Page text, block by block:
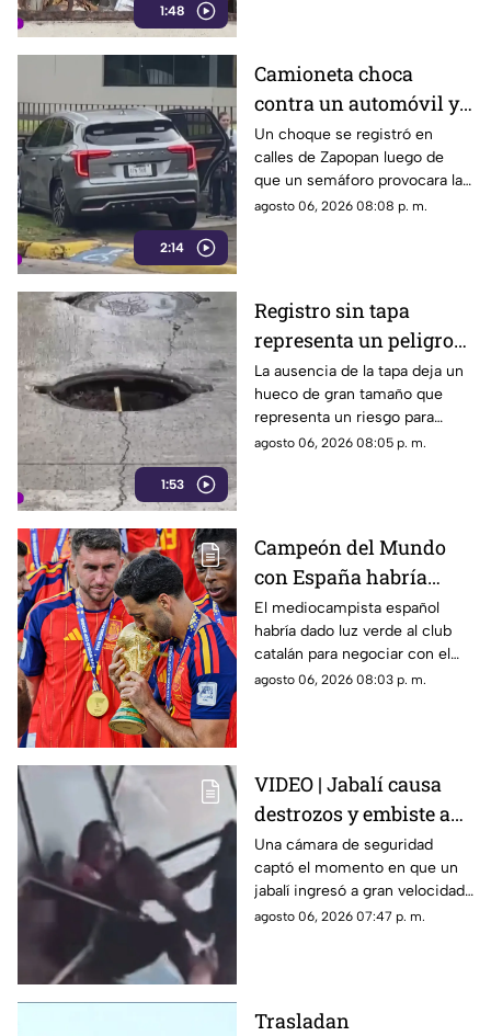
1:48
condiciones insalubres del
lugar.
2:14
Camioneta choca
contra un automóvil y
termina sobre la
banqueta
Un choque se registró en
calles de Zapopan luego de
que un semáforo provocara la
colisión entre dos vehículos.
agosto 06, 2026 08:08 p. m.
1:53
Registro sin tapa
representa un peligro
en avenida Miguel
López de Legaspi
La ausencia de la tapa deja un
hueco de gran tamaño que
representa un riesgo para
automovilistas, motociclistas,
agosto 06, 2026 08:05 p. m.
Campeón del Mundo
con España habría
rechazado al Real
Madrid para fichar con
el Barcelona
El mediocampista español
habría dado luz verde al club
catalán para negociar con el
Manchester City, mientras el
agosto 06, 2026 08:03 p. m.
VIDEO | Jabalí causa
destrozos y embiste a
clientes luego de entrar
a un negocio
Una cámara de seguridad
captó el momento en que un
jabalí ingresó a gran velocidad
a un establecimiento en la
agosto 06, 2026 07:47 p. m.
Trasladan